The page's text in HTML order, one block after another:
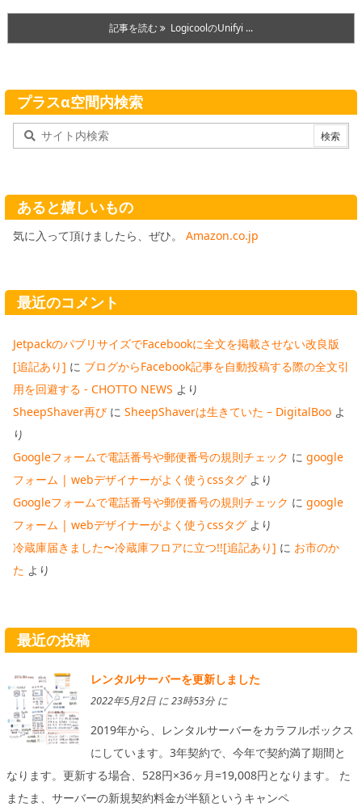
記事を読む LogicoolのUnifyi ...
プラスα空間内検索
あると嬉しいもの
気に入って頂けましたら、ぜひ。 Amazon.co.jp
最近のコメント
JetpackのパブリサイズでFacebookに全文を掲載させない改良版
[追記あり] に ブログからFacebook記事を自動投稿する際の全文引
用を回避する - CHOTTO NEWS より
SheepShaver再び に SheepShaverは生きていた – DigitalBoo よ
り
Googleフォームで電話番号や郵便番号の規則チェック に google
フォーム | webデザイナーがよく使うcssタグ より
Googleフォームで電話番号や郵便番号の規則チェック に google
フォーム | webデザイナーがよく使うcssタグ より
冷蔵庫届きました〜冷蔵庫フロアに立つ!![追記あり] に お市のか
た より
最近の投稿
レンタルサーバーを更新しました
2022年5月2日 に 23時53分 に
2019年から、レンタルサーバーをカラフルボックス
にしています。3年契約で、今年で契約満了期間と
なります。更新する場合、528円×36ヶ月=19,008円となります。 た
またま、サーバーの新規契約料金が半額というキャンペ